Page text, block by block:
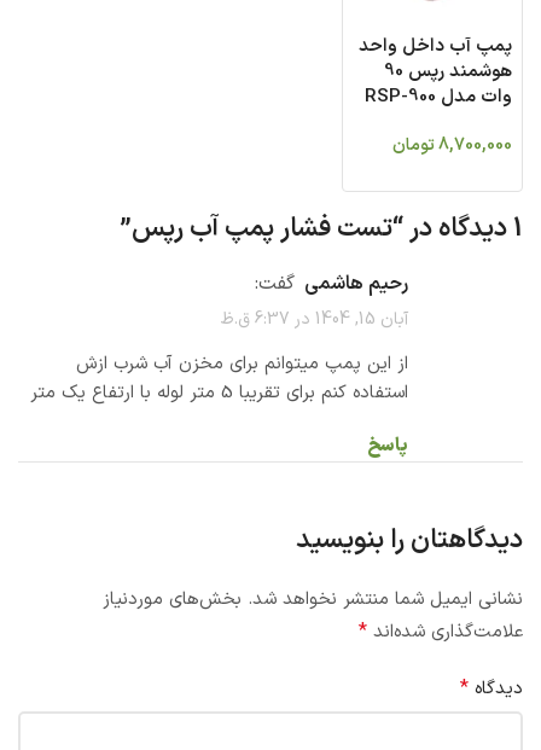
پمپ آب داخل واحد
هوشمند رپس 90
وات مدل RSP-900
8,700,000تومان
1 دیدگاه در “ تست فشار پمپ آب رپس”
رحیم هاشمی گفت:
آبان 15, 1404 در 6:37 ق.ظ
از این پمپ میتوانم برای مخزن آب شرب ازش
استفاده کنم برای تقریبا 5 متر لوله با ارتفاع یک متر
پاسخ
دیدگاهتان را بنویسید
نشانی ایمیل شما منتشر نخواهد شد. بخش‌های موردنیاز
علامت‌گذاری شده‌اند *
دیدگاه *